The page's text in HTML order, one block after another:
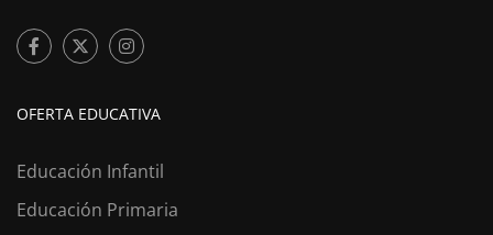
OFERTA EDUCATIVA
Educación Infantil
Educación Primaria